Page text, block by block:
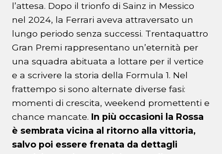
l’attesa. Dopo il trionfo di Sainz in Messico
nel 2024, la Ferrari aveva attraversato un
lungo periodo senza successi. Trentaquattro
Gran Premi rappresentano un’eternità per
una squadra abituata a lottare per il vertice
e a scrivere la storia della Formula 1. Nel
frattempo si sono alternate diverse fasi:
momenti di crescita, weekend promettenti e
chance mancate. In più occasioni la Rossa
è sembrata vicina al ritorno alla vittoria,
salvo poi essere frenata da dettagli